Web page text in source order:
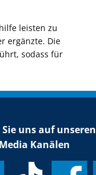
leisten zu
ergänzte. Die
sodass für
Sie uns auf unseren
Kanälen